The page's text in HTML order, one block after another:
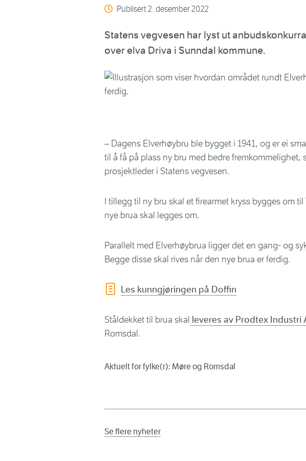
Publisert2. desember 2022
Statens vegvesen har lyst ut
over elva Driva i Sunndal kommune.
– Dagens Elverhøybru ble bygget i 1941, og er ei
til å få på plass ny bru med bedre fremkommelighet,
prosjektleder i Statens vegvesen.
I tillegg til ny bru skal et firearmet kryss bygges om
nye brua skal legges om.
Parallelt med Elverhøybrua ligger det en gang- og
Begge disse skal rives når den nye brua er ferdig.
Les kunngjøringen på Doffin
Ståldekket til brua skal leveres av Prodtex Industri
Romsdal.
Aktuelt for fylke(r): Møre og Romsdal
Se flere nyheter